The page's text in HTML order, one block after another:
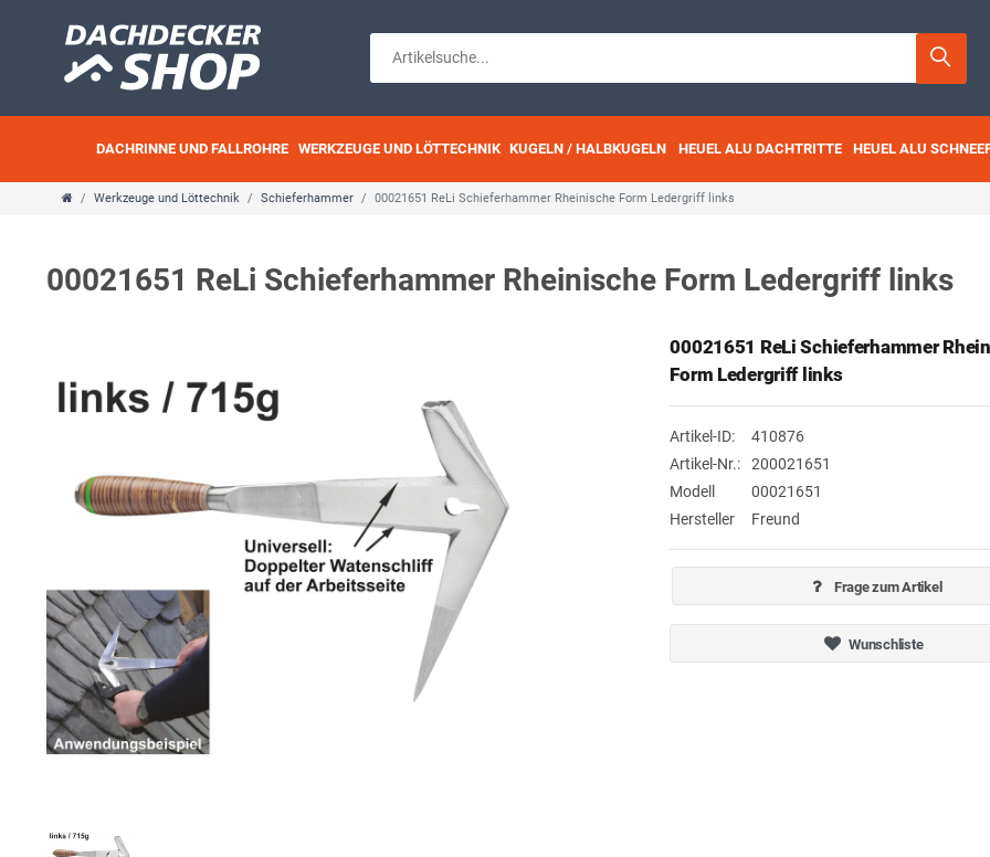
DACHRINNE UND FALLROHRE WERKZEUGE UND LÖTTECHNIK KUGELN / HALBKUGELN HEUEL ALU DACHTRITTE HEUEL ALU
Werkzeuge und Löttechnik Schieferhammer 00021651 ReLi Schieferhammer Rheinische Form Ledergriff links
00021651 ReLi Schieferhammer Rheinische Form Ledergriff links
00021651 ReLi Schieferhammer
Form Ledergriff links
Artikel-ID:
410876
Artikel-Nr.:
200021651
Modell
00021651
Hersteller
Freund
Frage zum Artikel
Wunschliste